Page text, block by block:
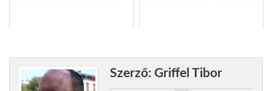
Szerző: Griffel Tibor